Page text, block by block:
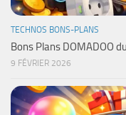
TECHNOS BONS-PLANS
Bons Plans DOMADOO
9 FÉVRIER 2026